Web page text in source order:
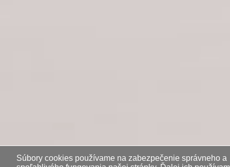
Súbory cookies používame na zabezpečenie správneho a